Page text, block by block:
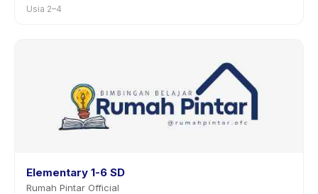
Usia 2–4
Elementary 1-6 SD
Rumah Pintar Official